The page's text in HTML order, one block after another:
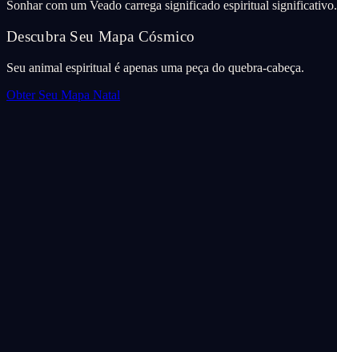
Sonhar com um Veado carrega significado espiritual significativo.
Descubra Seu Mapa Cósmico
Seu animal espiritual é apenas uma peça do quebra-cabeça.
Obter Seu Mapa Natal